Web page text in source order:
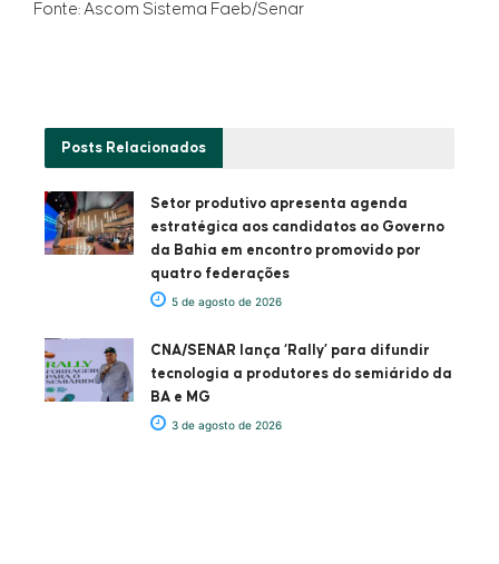
Fonte: Ascom Sistema Faeb/Senar
Posts Relacionados
Setor produtivo apresenta agenda
estratégica aos candidatos ao Governo
da Bahia em encontro promovido por
quatro federações
5 de agosto de 2026
CNA/SENAR lança ‘Rally’ para difundir
tecnologia a produtores do semiárido da
BA e MG
3 de agosto de 2026